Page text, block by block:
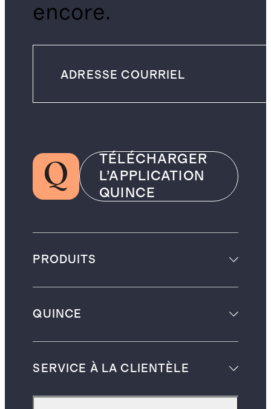
encore.
TÉLÉCHARGER
L’APPLICATION
QUINCE
PRODUITS
QUINCE
SERVICE À LA CLIENTÈLE